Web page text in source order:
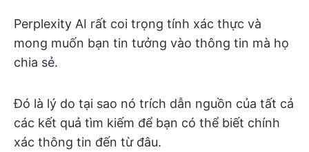
Perplexity AI rất coi trọng tính xác thực và
mong muốn bạn tin tưởng vào thông tin mà họ
chia sẻ.
Đó là lý do tại sao nó trích dẫn nguồn của tất cả
các kết quả tìm kiếm để bạn có thể biết chính
xác thông tin đến từ đâu.